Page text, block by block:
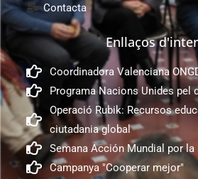
Contacta
Enllaços
Coordinadora Valenciana
Programa Nacions Unides pel
Operació Rubik: Recursos
ciutadania global
Semana Acción Mundial por la
Campanya "Cooperar mejor"